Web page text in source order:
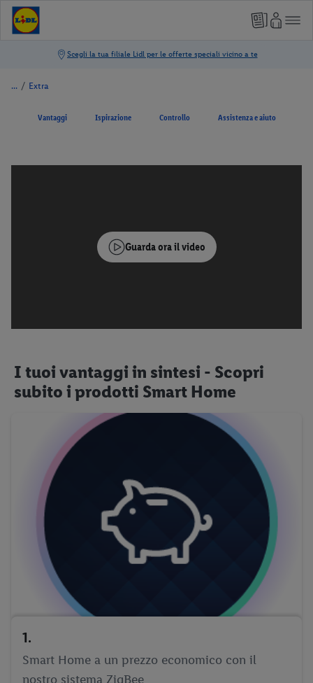
/ Extra
Vantaggi Ispirazione Controllo Assistenza e aiuto
Guarda ora il video
I tuoi vantaggi in sintesi - Scopri
subito i prodotti Smart Home
1.
Smart Home a un prezzo economico con il
nostro sistema ZigBee